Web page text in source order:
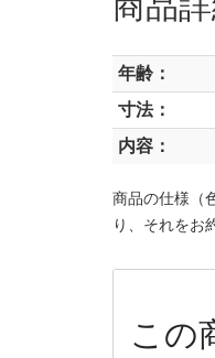
年齢：
寸法：
内容：
商品の仕様（
り、それをお
この